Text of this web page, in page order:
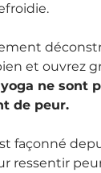
et ouvrez
ne sont
de peur.
façonné
ressentir